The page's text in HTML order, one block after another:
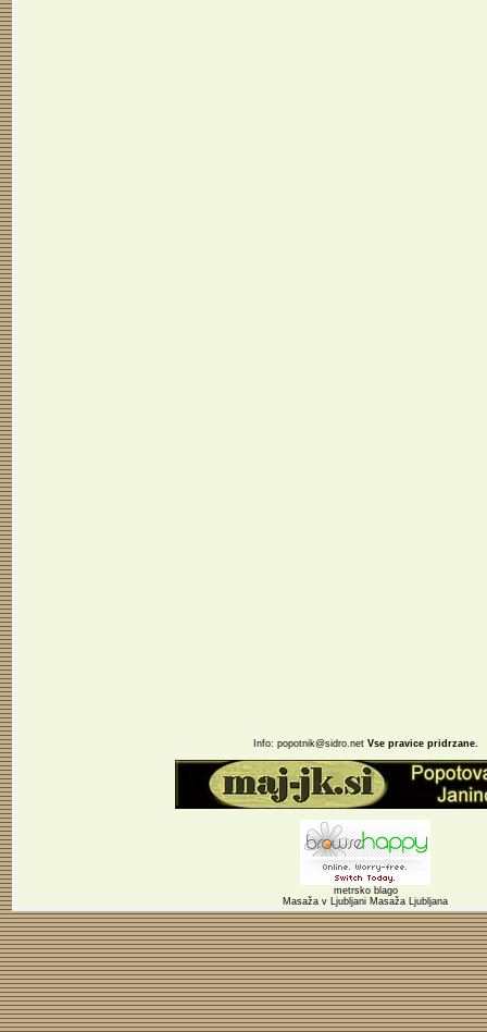
Info: popotnik@sidro.net Vse pravice pridrzane.
metrsko blago
Masaža v Ljubljani Masaža Ljubljana